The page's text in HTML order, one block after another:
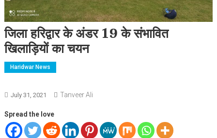
जिला हरिद्वार के अंडर 19 के संभावित
खिलाड़ियों का चयन
Haridwar News
July 31, 2021 Tanveer Ali
Spread the love